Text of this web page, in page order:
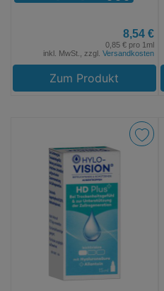
8,54 €
0,85 € pro 1ml
inkl. MwSt., zzgl. Versandkosten
Zum Produkt